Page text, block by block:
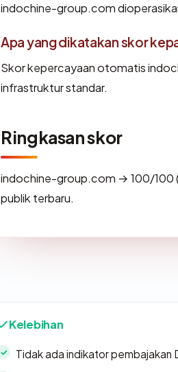
indochine-group.com
Apa yang dikatakan skor
Skor kepercayaan otomatis
infrastruktur standar.
Ringkasan skor
indochine-group.com → 100/100
publik terbaru.
Kelebihan
Tidak ada indikator pembajakan